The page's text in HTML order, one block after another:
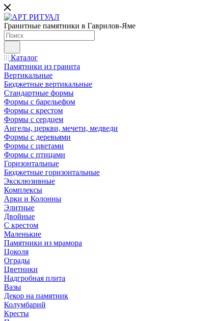
Гранитные памятники в Гаврилов-Яме
Каталог
Памятники из гранита
Вертикальные
Бюджетные вертикальные
Стандартные формы
Формы с барельефом
Формы с крестом
Формы с сердцем
Ангелы, церкви, мечети, медведи
Формы с деревьями
Формы с цветами
Формы с птицами
Горизонтальные
Бюджетные горизонтальные
Эксклюзивные
Комплексы
Арки и Колонны
Элитные
Двойные
С крестом
Маленькие
Памятники из мрамора
Цоколя
Ограды
Цветники
Надгробная плита
Вазы
Декор на памятник
Колумбарий
Кресты